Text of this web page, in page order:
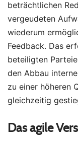
beträchtlichen
vergeudeten
wiederum
Feedback. Das
beteiligten
den Abbau
zu einer höheren
gleichzeitig
Das agile